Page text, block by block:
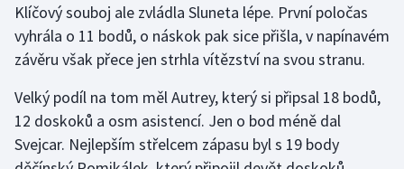
Lyže a snowboard
Moderní pětiboj
Motorsport
Olympijské hry
Klíčový souboj ale zvládla Sluneta lépe. První poločas
vyhrála o 11 bodů, o náskok pak sice přišla, v napínavém
závěru však přece jen strhla vítězství na svou stranu.
Velký podíl na tom měl Autrey, který si připsal 18 bodů,
12 doskoků a osm asistencí. Jen o bod méně dal
Svejcar. Nejlepším střelcem zápasu byl s 19 body